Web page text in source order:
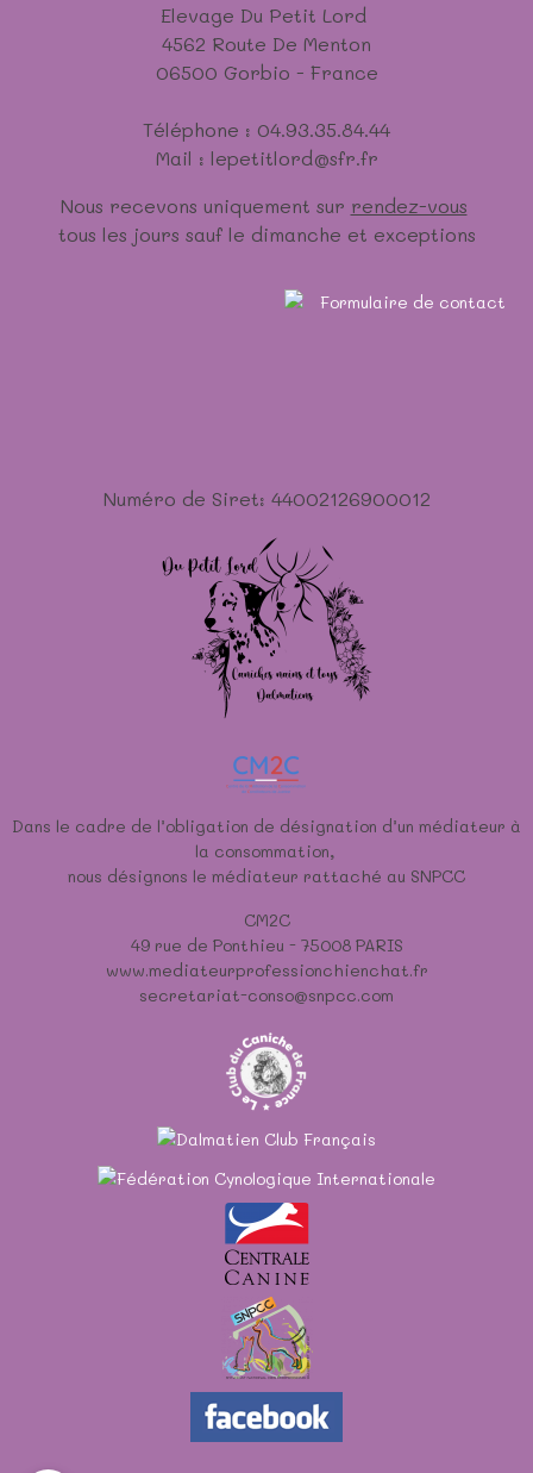
Elevage Du Petit Lord
4562 Route De Menton
06500 Gorbio - France
Téléphone : 04.93.35.84.44
Mail : lepetitlord@sfr.fr
Nous recevons uniquement sur rendez-vous
tous les jours sauf le dimanche et exceptions
Numéro de Siret: 44002126900012
Dans le cadre de l’obligation de désignation d’un médiateur à
la consommation,
nous désignons le médiateur rattaché au SNPCC
CM2C
49 rue de Ponthieu - 75008 PARIS
www.mediateurprofessionchienchat.fr
secretariat-conso@snpcc.com